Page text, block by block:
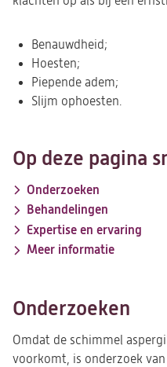
Benauwdheid;
Hoesten;
Piepende adem;
Slijm ophoesten.
Op deze pagina
Onderzoeken
Behandelingen
Expertise en ervaring
Meer informatie
Onderzoeken
Omdat de schimmel
voorkomt, is onderzoek